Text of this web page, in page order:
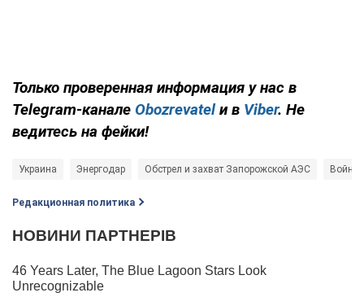
Только проверенная информация у нас в
Telegram-канале Obozrevatelи в Viber. Не
ведитесь на фейки!
Украина Энергодар Обстрел и захват Запорожской АЭС Война
Редакционная политика